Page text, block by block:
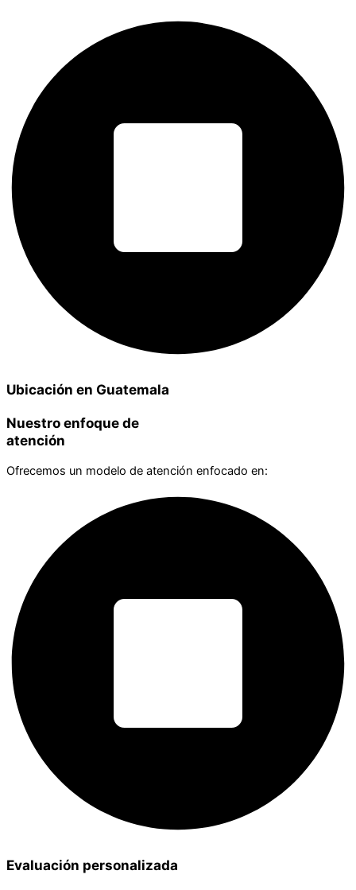
Ubicación en Guatemala
Nuestro enfoque de
atención
Ofrecemos un modelo de atención enfocado en:
Evaluación personalizada